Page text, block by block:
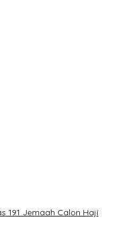
191 Jemaah Calon Haji